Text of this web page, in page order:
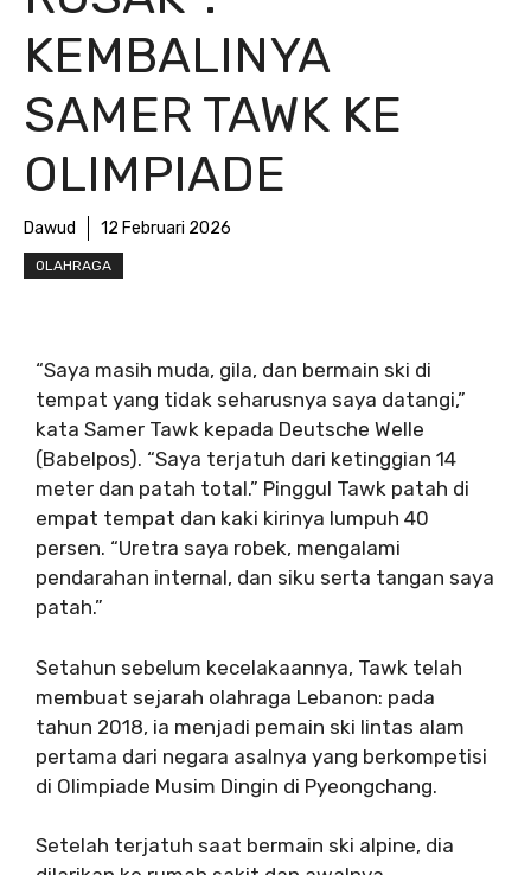
KEMBALINYA
SAMER TAWK KE
OLIMPIADE
Dawud 12 Februari 2026
OLAHRAGA
“Saya masih muda, gila, dan bermain ski di
tempat yang tidak seharusnya saya datangi,”
kata Samer Tawk kepada Deutsche Welle
(Babelpos). “Saya terjatuh dari ketinggian 14
meter dan patah total.” Pinggul Tawk patah di
empat tempat dan kaki kirinya lumpuh 40
persen. “Uretra saya robek, mengalami
pendarahan internal, dan siku serta tangan saya
patah.”
Setahun sebelum kecelakaannya, Tawk telah
membuat sejarah olahraga Lebanon: pada
tahun 2018, ia menjadi pemain ski lintas alam
pertama dari negara asalnya yang berkompetisi
di Olimpiade Musim Dingin di Pyeongchang.
Setelah terjatuh saat bermain ski alpine, dia